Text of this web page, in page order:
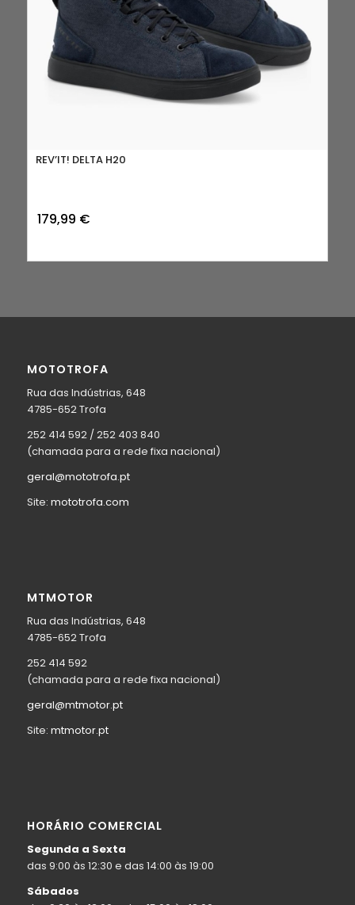
REV’IT! DELTA H20
179,99 €
MOTOTROFA
Rua das Indústrias, 648
4785-652 Trofa
252 414 592 / 252 403 840
(chamada para a rede fixa nacional)
geral@mototrofa.pt
Site: mototrofa.com
MTMOTOR
Rua das Indústrias, 648
4785-652 Trofa
252 414 592
(chamada para a rede fixa nacional)
geral@mtmotor.pt
Site: mtmotor.pt
HORÁRIO COMERCIAL
Segunda a Sexta
das 9:00 às 12:30 e das 14:00 às 19:00
Sábados